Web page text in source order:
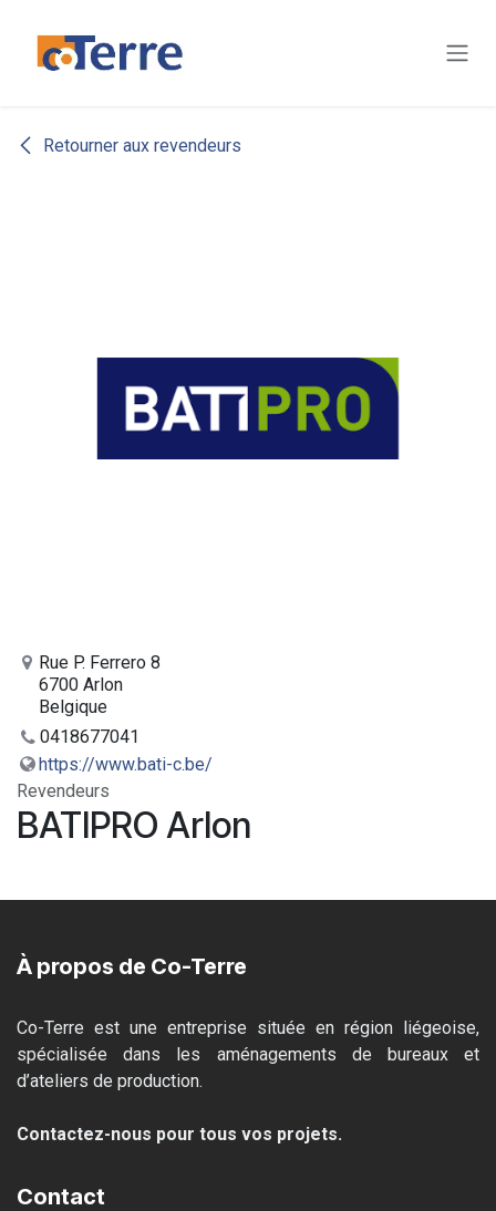
Retourner aux revendeurs
Rue P. Ferrero 8
6700 Arlon
Belgique
0418677041
https://www.bati-c.be/
Revendeurs
BATIPRO Arlon
À propos de Co-Terre
Co-Terre est une entreprise située en région liégeoise,
spécialisée dans les aménagements de bureaux et
d’ateliers de production.
Contactez-nous pour tous vos projets.
Contact